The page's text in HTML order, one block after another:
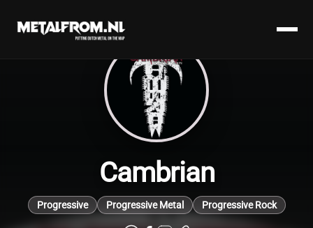
Cambrian
Progressive Progressive Metal Progressive Rock